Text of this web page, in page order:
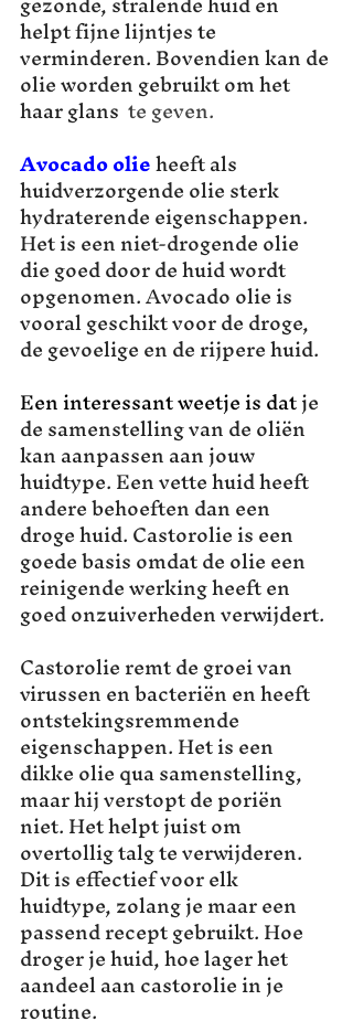
helpt fijne lijntjes te
verminderen. Bovendien kan de
olie worden gebruikt om het
haar glans te geven.
Avocado olie heeft als
huidverzorgende olie sterk
hydraterende eigenschappen.
Het is een niet-drogende olie
die goed door de huid wordt
opgenomen. Avocado olie is
vooral geschikt voor de droge,
de gevoelige en de rijpere huid.
Een interessant weetje is dat je
de samenstelling van de oliën
kan aanpassen aan jouw
huidtype. Een vette huid heeft
andere behoeften dan een
droge huid. Castorolie is een
goede basis omdat de olie een
reinigende werking heeft en
goed onzuiverheden verwijdert.
Castorolie remt de groei van
virussen en bacteriën en heeft
ontstekingsremmende
eigenschappen. Het is een
dikke olie qua samenstelling,
maar hij verstopt de poriën
niet. Het helpt juist om
overtollig talg te verwijderen.
Dit is effectief voor elk
huidtype, zolang je maar een
passend recept gebruikt. Hoe
droger je huid, hoe lager het
aandeel aan castorolie in je
routine.